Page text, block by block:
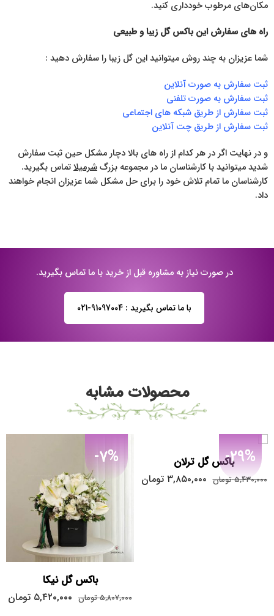
مکان‌های مرطوب خودداری کنید.
راه های سفارش این باکس گل زیبا و طبیعی
شما عزیزان به چند روش میتوانید این گل زیبا را سفارش دهید :
ثبت سفارش به صورت آنلاین
ثبت سفارش به صورت تلفنی
ثبت سفارش از طریق شبکه های اجتماعی
ثبت سفارش از طریق چت آنلاین
و در نهایت اگر در هر کدام از راه های بالا دچار مشکل حین ثبت سفارش
شدید میتوانید با کارشناسان ما در مجموعه بزرگشرمیلاتماس بگیرید.
کارشناسان ما تمام تلاش خود را برای حل مشکل شما عزیزان انجام خواهند
داد.
در صورت نیاز به مشاوره قبل از خرید با ما تماس بگیرید.
با ما تماس بگیرید : 91097004-021
محصولات مشابه
-29%باکس گل ترلان
۵,۴۳۰,۰۰۰ تومان ۳,۸۵۰,۰۰۰ تومان
-7%
باکس گل نیکا
۵,۸۰۷,۰۰۰ تومان ۵,۴۲۰,۰۰۰ تومان